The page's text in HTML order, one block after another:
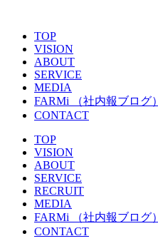
TOP
VISION
ABOUT
SERVICE
MEDIA
FARMi
（社内報ブログ）
CONTACT
TOP
VISION
ABOUT
SERVICE
RECRUIT
MEDIA
FARMi
（社内報ブログ）
CONTACT